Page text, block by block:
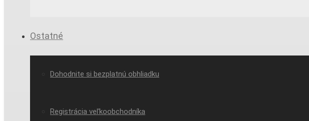
Ostatné
Dohodnite si bezplatnú obhliadku
Registrácia veľkoobchodníka